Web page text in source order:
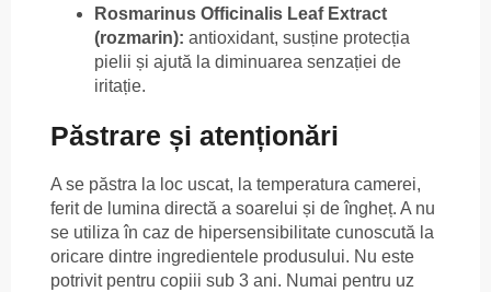
Rosmarinus Officinalis Leaf Extract
(rozmarin): antioxidant, susține protecția
pielii și ajută la diminuarea senzației de
iritație.
Păstrare și atenționări
A se păstra la loc uscat, la temperatura camerei,
ferit de lumina directă a soarelui și de îngheț. A nu
se utiliza în caz de hipersensibilitate cunoscută la
oricare dintre ingredientele produsului. Nu este
potrivit pentru copiii sub 3 ani. Numai pentru uz